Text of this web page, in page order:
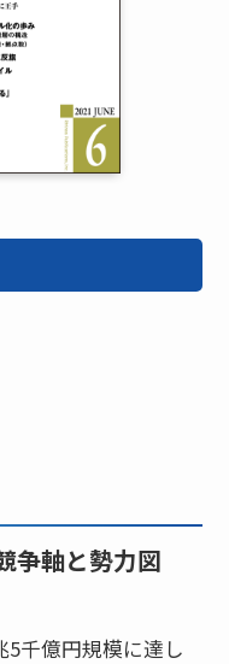
争軸と勢力図
千億円規模に達し